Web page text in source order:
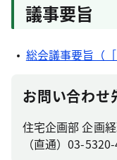
議事要旨
総会議事要旨（［
お問い合わせ
住宅企画部 企画
（直通）03-